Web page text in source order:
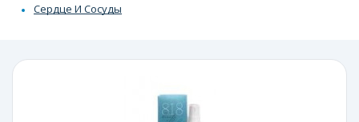
Сердце И Сосуды